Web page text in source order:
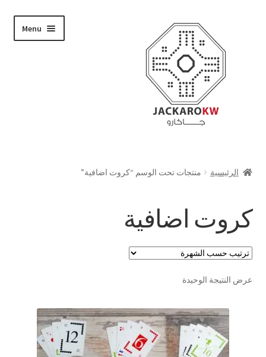
navigation
content
Menu
حسابي
الدفع
تواصل معنا
العربية
الرئيسية منتجات تحت الوسم “كروت اضافية”
كروت اضافية
عرض النتيجة الوحيدة